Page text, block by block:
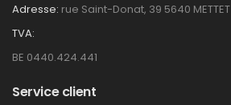
Adresse: rue Saint-Donat, 39 5640 METTET
TVA:
BE 0440.424.441
Service client